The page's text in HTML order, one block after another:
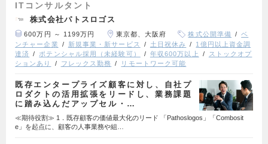
ITコンサルタント
株式会社パトスロゴス
600万円 ～ 1199万円 東京都、大阪府 株式公開準備
ベ
ンチャー企業
新規事業・新サービス 土日祝休み
1億円以上資金調
達済
ポテンシャル採用（未経験可） 年収600万以上
ストックオプ
ションあり
フレックス勤務 リモートワーク可能
既存エンタープライズ顧客に対し、自社プ
ロダクトの活用拡張をリードし、業務課題
に踏み込んだアップセル・…
≪期待役割≫ 1．既存顧客の価値最大化のリード 「Pathoslogos」「Combosit
e」を起点に、顧客の人事業務や組…